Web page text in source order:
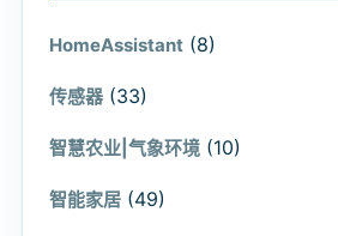
HomeAssistant (8)
传感器 (33)
智慧农业|气象环境 (10)
智能家居 (49)